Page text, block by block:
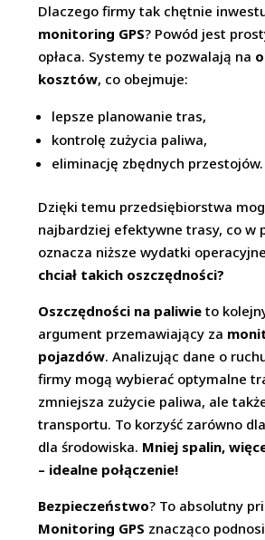
Dlaczego firmy tak chętnie
monitoring GPS? Powód jest
opłaca. Systemy te pozwalają na
kosztów, co obejmuje:
lepsze planowanie tras,
kontrolę zużycia paliwa,
eliminację zbędnych przestojów.
Dzięki temu przedsiębiorstwa
najbardziej efektywne trasy, co w
oznacza niższe wydatki
chciał takich oszczędności?
Oszczędności na paliwie to
argument przemawiający za
pojazdów. Analizując dane o
firmy mogą wybierać optymalne
zmniejsza zużycie paliwa, ale
transportu. To korzyść zarówno
dla środowiska. Mniej spalin,
– idealne połączenie!
Bezpieczeństwo? To absolutny
Monitoring GPS znacząco